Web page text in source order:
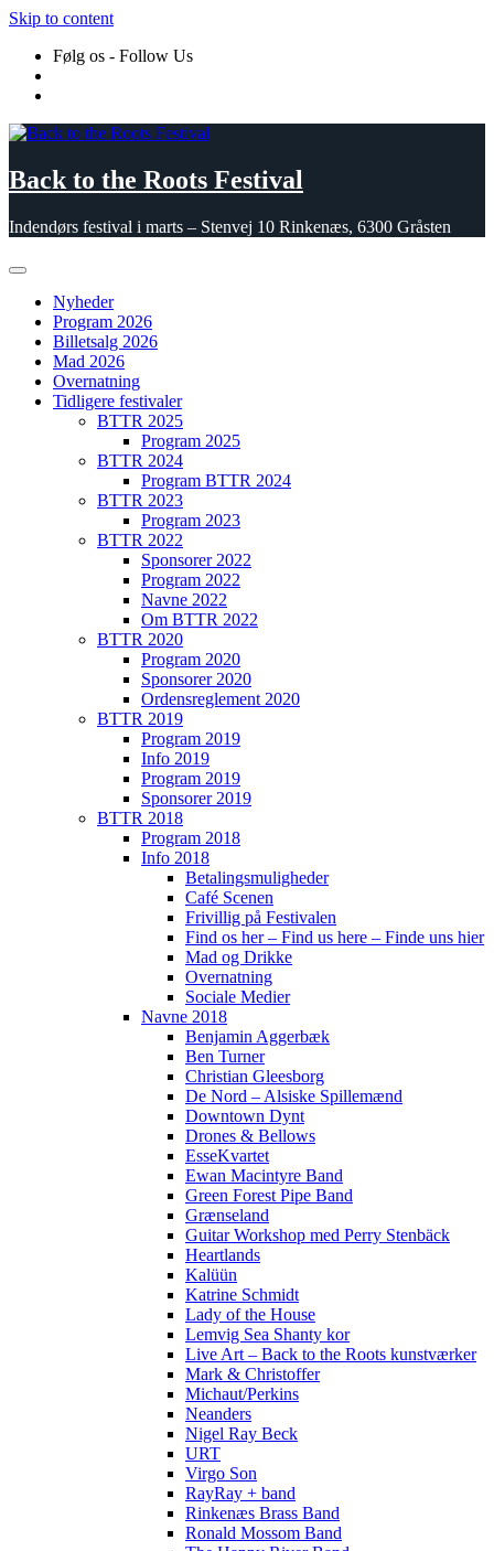
Skip to content
Følg os - Follow Us
Back to the Roots Festival
Indendørs festival i marts – Stenvej 10 Rinkenæs, 6300 Gråsten
Nyheder
Program 2026
Billetsalg 2026
Mad 2026
Overnatning
Tidligere festivaler
BTTR 2025
Program 2025
BTTR 2024
Program BTTR 2024
BTTR 2023
Program 2023
BTTR 2022
Sponsorer 2022
Program 2022
Navne 2022
Om BTTR 2022
BTTR 2020
Program 2020
Sponsorer 2020
Ordensreglement 2020
BTTR 2019
Program 2019
Info 2019
Program 2019
Sponsorer 2019
BTTR 2018
Program 2018
Info 2018
Betalingsmuligheder
Café Scenen
Frivillig på Festivalen
Find os her – Find us here – Finde uns hier
Mad og Drikke
Overnatning
Sociale Medier
Navne 2018
Benjamin Aggerbæk
Ben Turner
Christian Gleesborg
De Nord – Alsiske Spillemænd
Downtown Dynt
Drones & Bellows
EsseKvartet
Ewan Macintyre Band
Green Forest Pipe Band
Grænseland
Guitar Workshop med Perry Stenbäck
Heartlands
Kalüün
Katrine Schmidt
Lady of the House
Lemvig Sea Shanty kor
Live Art – Back to the Roots kunstværker
Mark & Christoffer
Michaut/Perkins
Neanders
Nigel Ray Beck
URT
Virgo Son
RayRay + band
Rinkenæs Brass Band
Ronald Mossom Band